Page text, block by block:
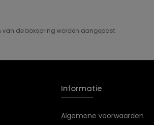
van de boxspring worden aangepast.
Informatie
Algemene voorwaarden